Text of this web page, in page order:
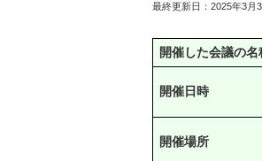
最終更新日： 2025年3月
開催した会議の名
開催日時
開催場所